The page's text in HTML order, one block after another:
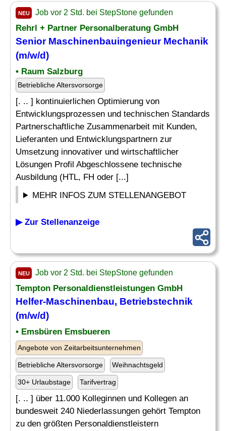
NEU Job vor 2 Std. bei StepStone gefunden
Rehrl + Partner Personalberatung GmbH
Senior Maschinenbauingenieur Mechanik
(m/w/d)
• Raum Salzburg
Betriebliche Altersvorsorge
[. .. ] kontinuierlichen Optimierung von
Entwicklungsprozessen und technischen Standards
Partnerschaftliche Zusammenarbeit mit Kunden,
Lieferanten und Entwicklungspartnern zur
Umsetzung innovativer und wirtschaftlicher
Lösungen Profil Abgeschlossene technische
Ausbildung (HTL, FH oder [...]
MEHR INFOS ZUM STELLENANGEBOT
▶ Zur Stellenanzeige
NEU Job vor 2 Std. bei StepStone gefunden
Tempton Personaldienstleistungen GmbH
Helfer-Maschinenbau, Betriebstechnik
(m/w/d)
• Emsbüren Emsbueren
Angebote von Zeitarbeitsunternehmen
Betriebliche Altersvorsorge Weihnachtsgeld
30+ Urlaubstage Tarifvertrag
[. .. ] über 11.000 Kolleginnen und Kollegen an
bundesweit 240 Niederlassungen gehört Tempton
zu den größten Personaldienstleistern